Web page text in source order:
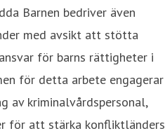
Barnen bedriver även
med avsikt att stötta
för barns rättigheter i
för detta arbete engagerar
av kriminalvårdspersonal,
för att stärka konfliktländers